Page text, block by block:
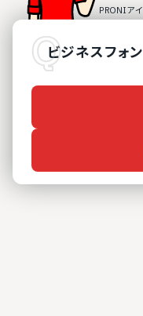
ビジネスフォン